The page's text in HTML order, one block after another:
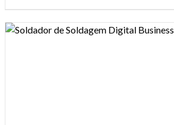
Design preview image